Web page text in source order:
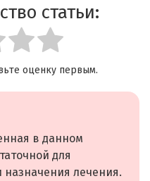
статьи:
оценку первым.
в данном
для
назначения лечения.